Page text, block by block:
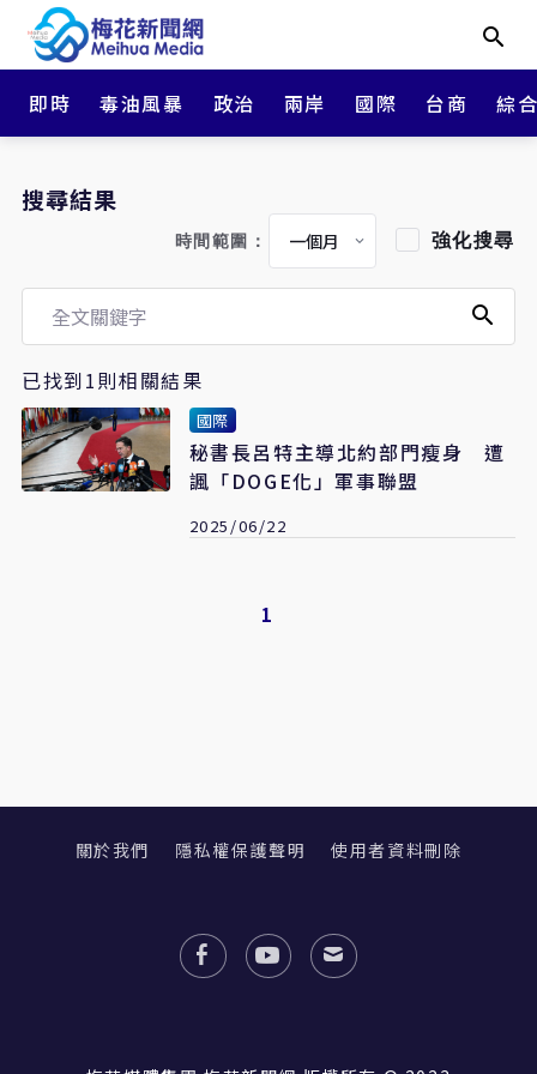
即時 毒油風暴 政治 兩岸 國際 台商 綜
搜尋結果
時間範圍： 強化搜尋
已找到1則相關結果
國際
秘書長呂特主導北約部門瘦身 遭
諷「DOGE化」軍事聯盟
2025/06/22
1
關於我們 隱私權保護聲明 使用者資料刪除